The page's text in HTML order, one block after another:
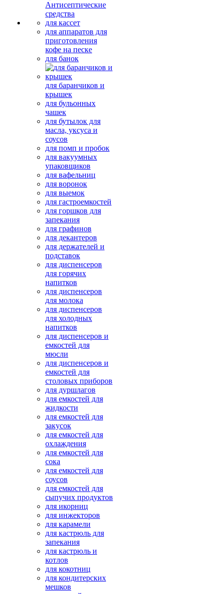
Антисептические
средства
для кассет
для аппаратов для
приготовления
кофе на песке
для банок
для баранчиков и
крышек
для бульонных
чашек
для бутылок для
масла, уксуса и
соусов
для помп и пробок
для вакуумных
упаковщиков
для вафельниц
для воронок
для выемок
для гастроемкостей
для горшков для
запекания
для графинов
для декантеров
для держателей и
подставок
для диспенсеров
для горячих
напитков
для диспенсеров
для молока
для диспенсеров
для холодных
напитков
для диспенсеров и
емкостей для
мюсли
для диспенсеров и
емкостей для
столовых приборов
для дуршлагов
для емкостей для
жидкости
для емкостей для
закусок
для емкостей для
охлаждения
для емкостей для
сока
для емкостей для
соусов
для емкостей для
сыпучих продуктов
для икорниц
для инжекторов
для карамели
для кастрюль для
запекания
для кастрюль и
котлов
для кокотниц
для кондитерских
мешков